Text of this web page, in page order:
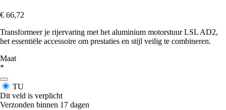
€ 66,72
Transformeer je rijervaring met het aluminium motorstuur LSL AD2,
het essentiële accessoire om prestaties en stijl veilig te combineren.
Maat
*
TU
Dit veld is verplicht
Verzonden binnen 17 dagen